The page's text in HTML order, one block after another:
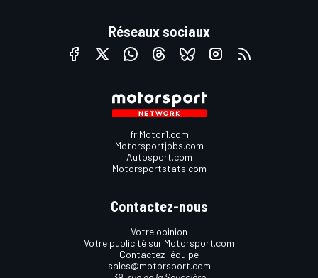
Réseaux sociaux
fr.Motor1.com
Motorsportjobs.com
Autosport.com
Motorsportstats.com
Contactez-nous
Votre opinion
Votre publicité sur Motorsport.com
Contactez l'équipe
sales@motorsport.com